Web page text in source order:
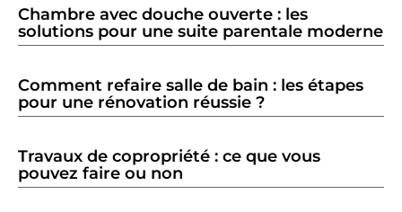
Chambre avec douche ouverte : les
solutions pour une suite parentale moderne
Comment refaire salle de bain : les étapes
pour une rénovation réussie ?
Travaux de copropriété : ce que vous
pouvez faire ou non